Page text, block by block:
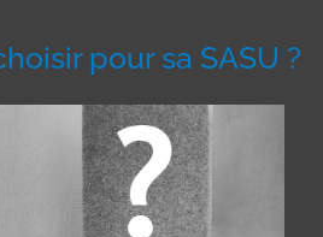
pour sa SASU ?